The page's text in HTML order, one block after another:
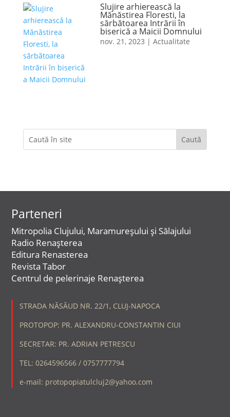
Slujire arhierească la
Mănăstirea Floresti, la
sărbătoarea Intrării în
biserică a Maicii Domnului
nov. 21, 2023 | Actualitate
Parteneri
Mitropolia Clujului, Maramureșului și Sălajului
Radio Renașterea
Editura Renasterea
Revista Tabor
Centrul de pelerinaje Renașterea
STRADA NĂSĂUD NR. 22/1, CLUJ-NAPOCA
PROTOPOP: PR. ALEXANDRU-CONSTANTIN CIUI
SECRETAR: PR. ADRIAN PETRESCU
TEL: 0264596566 / 0757777794
e-mail: protopopiatulcluj2@yahoo.com